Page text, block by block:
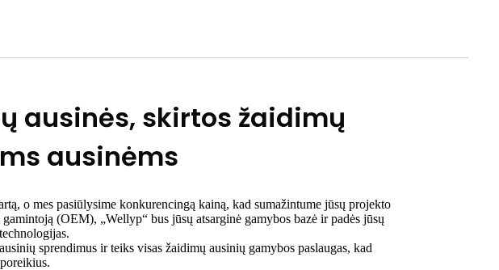
ausinės, skirtos žaidimų
ausinėms
o mes pasiūlysime konkurencingą kainą, kad sumažintume jūsų projekto
(OEM), „Wellyp“ bus jūsų atsarginė gamybos bazė ir padės jūsų
sprendimus ir teiks visas žaidimų ausinių gamybos paslaugas, kad